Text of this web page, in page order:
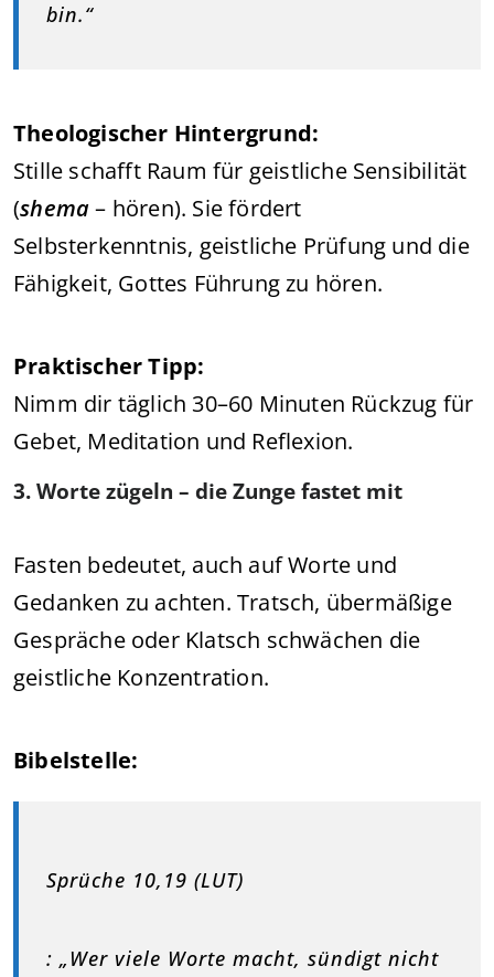
bin.“
Theologischer Hintergrund:
Stille schafft Raum für geistliche Sensibilität
(shema– hören). Sie fördert
Selbsterkenntnis, geistliche Prüfung und die
Fähigkeit, Gottes Führung zu hören.
Praktischer Tipp:
Nimm dir täglich 30–60 Minuten Rückzug für
Gebet, Meditation und Reflexion.
3. Worte zügeln – die Zunge fastet mit
Fasten bedeutet, auch auf Worte und
Gedanken zu achten. Tratsch, übermäßige
Gespräche oder Klatsch schwächen die
geistliche Konzentration.
Bibelstelle:
Sprüche 10,19 (LUT)
: „Wer viele Worte macht, sündigt nicht